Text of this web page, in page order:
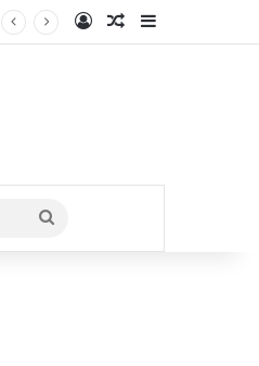
Log InRandom Article
Search
for